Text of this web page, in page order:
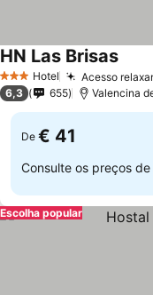
3 EstrelasHotel Acesso
HN Las BrisasVer
6,3 655 Valencina
De € 41
Consulte os preços de
Escolha popular